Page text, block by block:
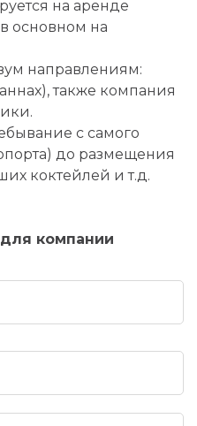
на аренде
основном на
направлениям:
также компания
с самого
до размещения
коктейлей и т.д.
компании